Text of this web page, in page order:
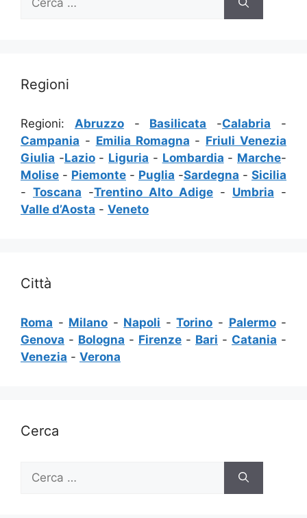
per:
Regioni
Regioni: Abruzzo- Basilicata -Calabria -
Campania - Emilia Romagna - Friuli Venezia
Giulia -Lazio- Liguria - Lombardia - Marche-
Molise - Piemonte - Puglia -Sardegna - Sicilia
- Toscana -Trentino Alto Adige - Umbria -
Valle d’Aosta - Veneto
Città
Roma - Milano - Napoli -Torino - Palermo-
Genova - Bologna - Firenze - Bari - Catania -
Venezia - Verona
Cerca
per: